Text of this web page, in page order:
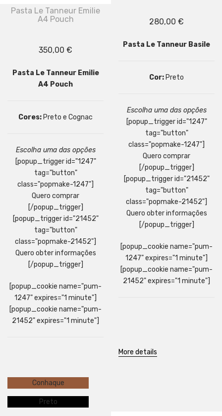
Pasta Le Tanneur Emilie
A4 Pouch
350,00 €
Pasta Le Tanneur Emilie
A4 Pouch
Cores: Preto e Cognac
Escolha uma das opções
[popup_trigger id="1247"
tag="button"
class="popmake-1247"]
Quero comprar
[/popup_trigger]
[popup_trigger id="21452"
tag="button"
class="popmake-21452"]
Quero obter informações
[/popup_trigger]
[popup_cookie name="pum-
1247" expires="1 minute"]
[popup_cookie name="pum-
21452" expires="1 minute"]
Conhaque
Preto
280,00 €
Pasta Le Tanneur Basile
Cor: Preto
Escolha uma das opções
[popup_trigger id="1247"
tag="button"
class="popmake-1247"]
Quero comprar
[/popup_trigger]
[popup_trigger id="21452"
tag="button"
class="popmake-21452"]
Quero obter informações
[/popup_trigger]
[popup_cookie name="pum-
1247" expires="1 minute"]
[popup_cookie name="pum-
21452" expires="1 minute"]
More details